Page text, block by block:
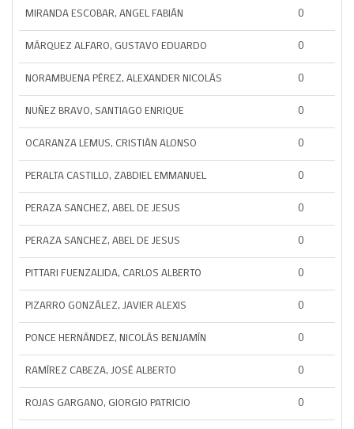
MIRANDA ESCOBAR, ANGEL FABIÁN 0
MÁRQUEZ ALFARO, GUSTAVO EDUARDO 0
NORAMBUENA PÉREZ, ALEXANDER NICOLÁS 0
NUÑEZ BRAVO, SANTIAGO ENRIQUE 0
OCARANZA LEMUS, CRISTIÁN ALONSO 0
PERALTA CASTILLO, ZABDIEL EMMANUEL 0
PERAZA SANCHEZ, ABEL DE JESUS 0
PERAZA SANCHEZ, ABEL DE JESUS 0
PITTARI FUENZALIDA, CARLOS ALBERTO 0
PIZARRO GONZÁLEZ, JAVIER ALEXIS 0
PONCE HERNÁNDEZ, NICOLÁS BENJAMÍN 0
RAMÍREZ CABEZA, JOSÉ ALBERTO 0
ROJAS GARGANO, GIORGIO PATRICIO 0